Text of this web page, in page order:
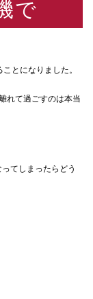
で
とになりました。
れて過ごすのは本当
てしまったらどう